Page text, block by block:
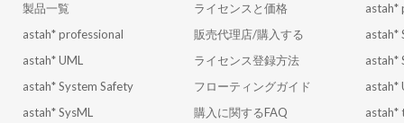
製品一覧
astah* professional
astah* UML
astah* System Safety
astah* SysML
ライセンスと価格
販売代理店/購入する
ライセンス登録方法
フローティングガイド
購入に関するFAQ
astah*
astah*
astah*
astah*
astah*